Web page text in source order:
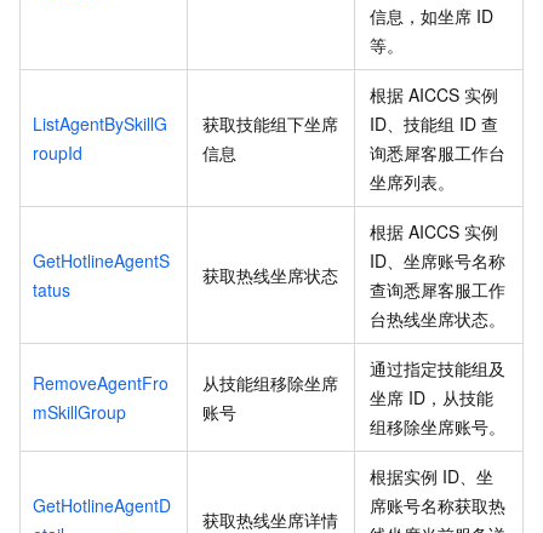
信息，如坐席 ID
等。
ListAgentBySkillG
roupId
获取技能组下坐席
信息
根据 AICCS 实例
ID、技能组 ID 查
询悉犀客服工作台
坐席列表。
GetHotlineAgentS
tatus
获取热线坐席状态
根据 AICCS 实例
ID、坐席账号名称
查询悉犀客服工作
台热线坐席状态。
RemoveAgentFro
mSkillGroup
从技能组移除坐席
账号
通过指定技能组及
坐席 ID，从技能
组移除坐席账号。
GetHotlineAgentD
获取热线坐席详情
根据实例 ID、坐
席账号名称获取热